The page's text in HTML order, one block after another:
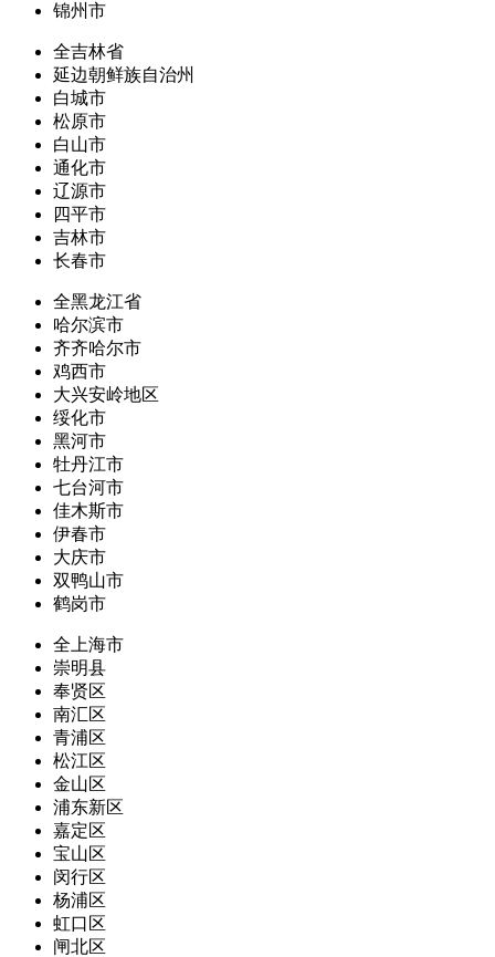
锦州市
全吉林省
延边朝鲜族自治州
白城市
松原市
白山市
通化市
辽源市
四平市
吉林市
长春市
全黑龙江省
哈尔滨市
齐齐哈尔市
鸡西市
大兴安岭地区
绥化市
黑河市
牡丹江市
七台河市
佳木斯市
伊春市
大庆市
双鸭山市
鹤岗市
全上海市
崇明县
奉贤区
南汇区
青浦区
松江区
金山区
浦东新区
嘉定区
宝山区
闵行区
杨浦区
虹口区
闸北区